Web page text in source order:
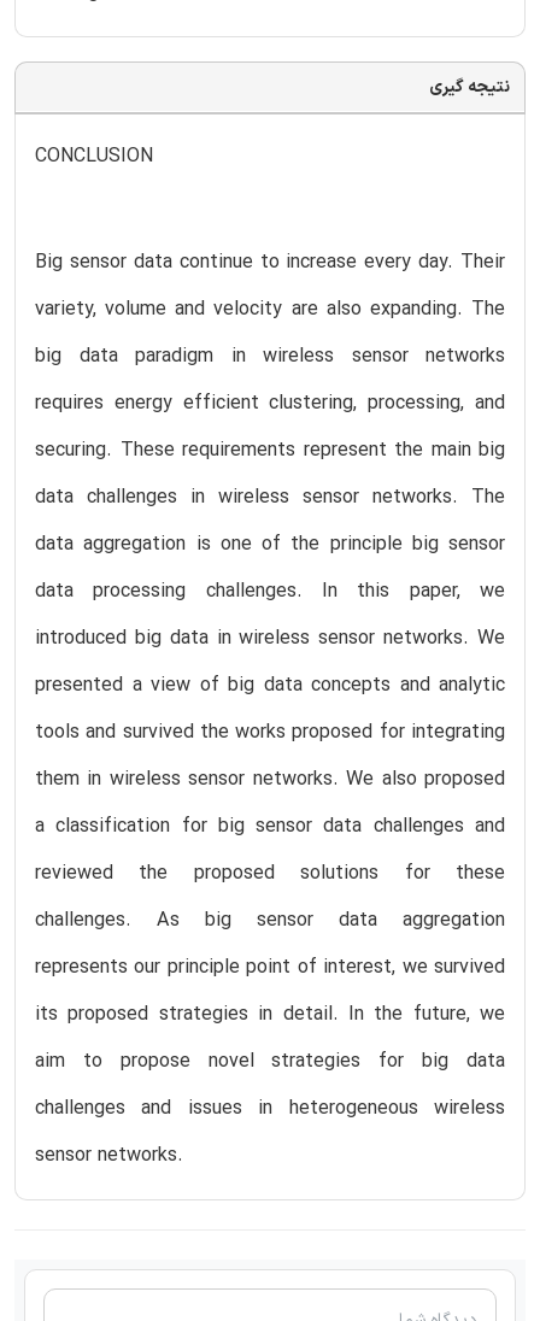
نتیجه گیری
CONCLUSION
Big sensor data continue to increase every day. Their
variety, volume and velocity are also expanding. The
big data paradigm in wireless sensor networks
requires energy efficient clustering, processing, and
securing. These requirements represent the main big
data challenges in wireless sensor networks. The
data aggregation is one of the principle big sensor
data processing challenges. In this paper, we
introduced big data in wireless sensor networks. We
presented a view of big data concepts and analytic
tools and survived the works proposed for integrating
them in wireless sensor networks. We also proposed
a classification for big sensor data challenges and
reviewed the proposed solutions for these
challenges. As big sensor data aggregation
represents our principle point of interest, we survived
its proposed strategies in detail. In the future, we
aim to propose novel strategies for big data
challenges and issues in heterogeneous wireless
sensor networks.